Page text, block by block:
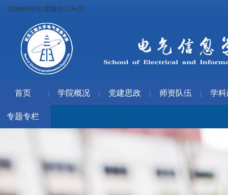
2026年8月9日星期日11:26:58
首页 | 学院概况 | 党建思政 | 师资队伍 | 学
专题专栏